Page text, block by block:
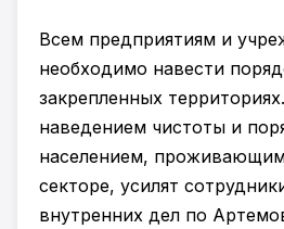
Всем предприятиям и
необходимо навести
закрепленных
наведением чистоты и
населением,
секторе, усилят
внутренних дел по